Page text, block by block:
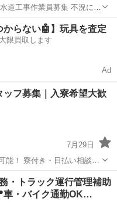
た下
事ですので安定収入がほし
30万
からない🤖】玩具を査定
限買取します
Ad
ッフ募集｜入寮希望大歓
7月29日
い相談
！ 「すぐ働きた
経験からしっかり稼ぎたい」
・トラック運行管理補助
・バイク通勤OK…